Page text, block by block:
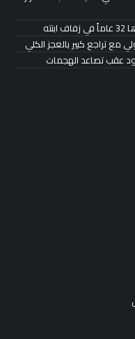
تراجع كبير بالعجز الكلي
عقب تصاعد الهجمات